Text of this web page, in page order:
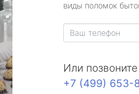
виды поломок
Или
+7 (499) 653-